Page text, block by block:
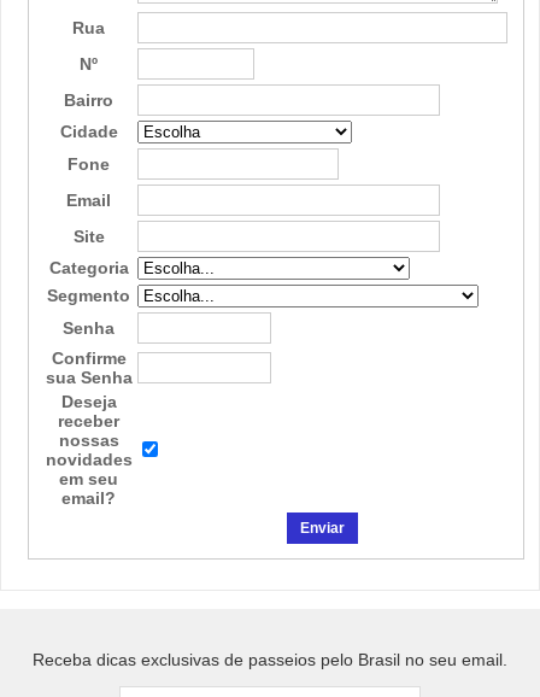
Rua
Nº
Bairro
Cidade
Fone
Email
Site
Categoria
Segmento
Senha
Confirme
sua Senha
Deseja
receber
nossas
novidades
em seu
email?
Receba dicas exclusivas de passeios pelo Brasil no seu email.